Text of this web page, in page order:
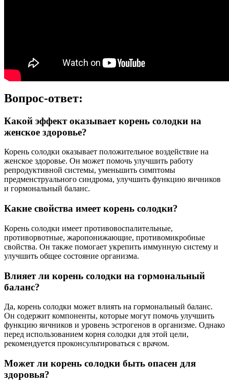
Вопрос-ответ:
Какой эффект оказывает корень солодки на
женское здоровье?
Корень солодки оказывает положительное воздействие на
женское здоровье. Он может помочь улучшить работу
репродуктивной системы, уменьшить симптомы
предменструального синдрома, улучшить функцию яичников
и гормональный баланс.
Какие свойства имеет корень солодки?
Корень солодки имеет противовоспалительные,
противорвотные, жаропонижающие, противомикробные
свойства. Он также помогает укрепить иммунную систему и
улучшить общее состояние организма.
Влияет ли корень солодки на гормональный
баланс?
Да, корень солодки может влиять на гормональный баланс.
Он содержит компоненты, которые могут помочь улучшить
функцию яичников и уровень эстрогенов в организме. Однако
перед использованием корня солодки для этой цели,
рекомендуется проконсультироваться с врачом.
Может ли корень солодки быть опасен для
здоровья?